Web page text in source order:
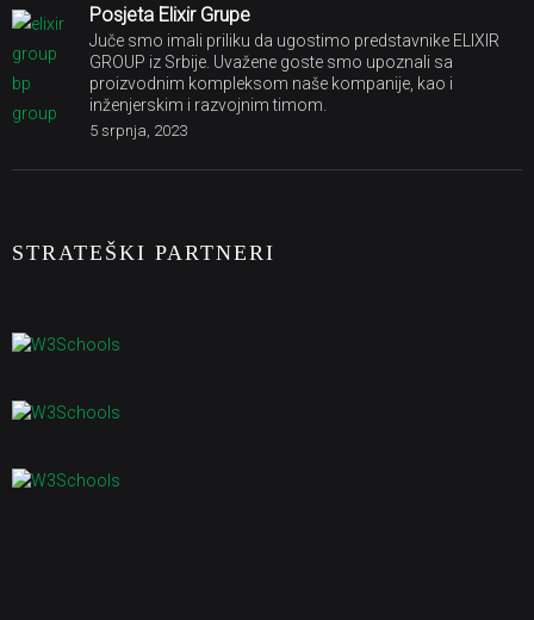
Posjeta Elixir Grupe
Juče smo imali priliku da ugostimo predstavnike ELIXIR
GROUP iz Srbije. Uvažene goste smo upoznali sa
proizvodnim kompleksom naše kompanije, kao i
inženjerskim i razvojnim timom.
5 srpnja, 2023
STRATEŠKI PARTNERI